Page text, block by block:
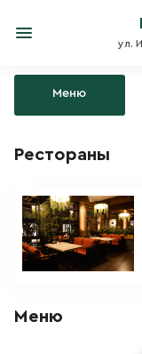
ул.
Меню
Рестораны
Меню